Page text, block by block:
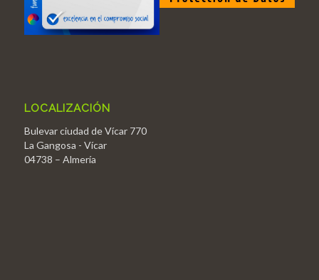
LOCALIZACIÓN
Bulevar ciudad de Vícar 770
La Gangosa - Vícar
04738 – Almería